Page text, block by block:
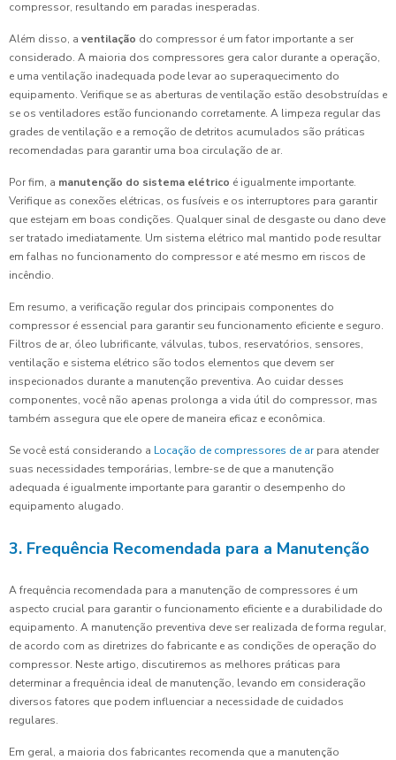
compressor, resultando em paradas inesperadas.
Além disso, a ventilação do compressor é um fator importante a ser
considerado. A maioria dos compressores gera calor durante a operação,
e uma ventilação inadequada pode levar ao superaquecimento do
equipamento. Verifique se as aberturas de ventilação estão desobstruídas e
se os ventiladores estão funcionando corretamente. A limpeza regular das
grades de ventilação e a remoção de detritos acumulados são práticas
recomendadas para garantir uma boa circulação de ar.
Por fim, a manutenção do sistema elétrico é igualmente importante.
Verifique as conexões elétricas, os fusíveis e os interruptores para garantir
que estejam em boas condições. Qualquer sinal de desgaste ou dano deve
ser tratado imediatamente. Um sistema elétrico mal mantido pode resultar
em falhas no funcionamento do compressor e até mesmo em riscos de
incêndio.
Em resumo, a verificação regular dos principais componentes do
compressor é essencial para garantir seu funcionamento eficiente e seguro.
Filtros de ar, óleo lubrificante, válvulas, tubos, reservatórios, sensores,
ventilação e sistema elétrico são todos elementos que devem ser
inspecionados durante a manutenção preventiva. Ao cuidar desses
componentes, você não apenas prolonga a vida útil do compressor, mas
também assegura que ele opere de maneira eficaz e econômica.
Se você está considerando a Locação de compressores de arpara atender
suas necessidades temporárias, lembre-se de que a manutenção
adequada é igualmente importante para garantir o desempenho do
equipamento alugado.
3. Frequência Recomendada para a Manutenção
A frequência recomendada para a manutenção de compressores é um
aspecto crucial para garantir o funcionamento eficiente e a durabilidade do
equipamento. A manutenção preventiva deve ser realizada de forma regular,
de acordo com as diretrizes do fabricante e as condições de operação do
compressor. Neste artigo, discutiremos as melhores práticas para
determinar a frequência ideal de manutenção, levando em consideração
diversos fatores que podem influenciar a necessidade de cuidados
regulares.
Em geral, a maioria dos fabricantes recomenda que a manutenção